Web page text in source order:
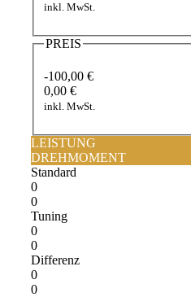
inkl. MwSt.
PREIS
-100,00 €
0,00 €
inkl. MwSt.
LEISTUNG
DREHMOMENT
Standard
0
0
Tuning
0
0
Differenz
0
0